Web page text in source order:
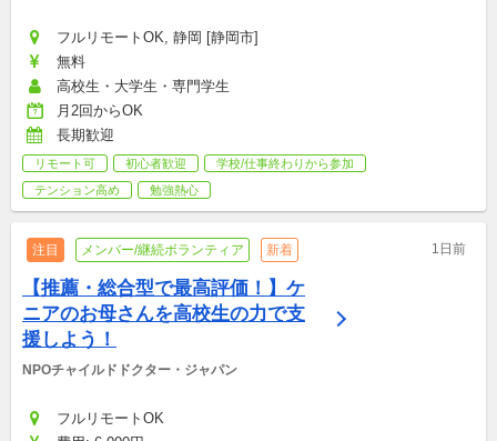
フルリモートOK, 静岡 [静岡市]
無料
高校生・大学生・専門学生
月2回からOK
長期歓迎
リモート可 初心者歓迎
学校/仕事終わりから参加
テンション高め
勉強熱心
注目 メンバー/継続ボランティア 新着 1日前
【推薦・総合型で最高評価！】ケ
ニアのお母さんを高校生の力で支
援しよう！
NPOチャイルドドクター・ジャパン
フルリモートOK